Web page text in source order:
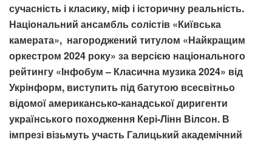
сучасність і класику, міф і історичну реальність.
Національний ансамбль солістів «Київська
камерата», нагороджений титулом «Найкращим
оркестром 2024 року» за версією національного
рейтингу «Інфобум – Класична музика 2024» від
Укрінформ, виступить під батутою всесвітньо
відомої американсько-канадської диригенти
українського походження Кері-Лінн Вілсон. В
імпрезі візьмуть участь Галицький академічний